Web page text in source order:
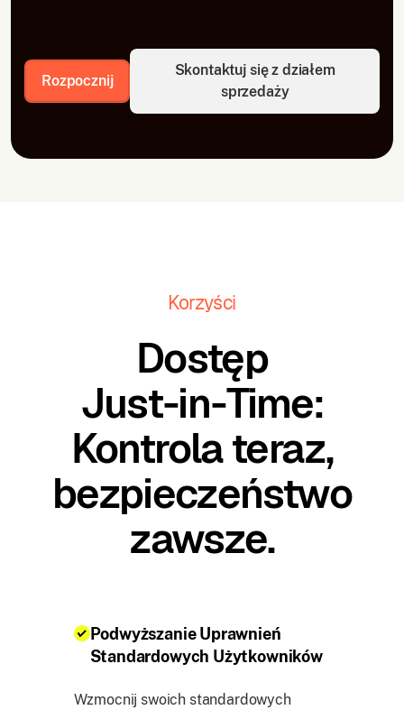
Rozpocznij
Skontaktuj się z działem
sprzedaży
Korzyści
Dostęp
Just‑in‑Time:
Kontrola teraz,
bezpieczeństwo
zawsze.
Podwyższanie Uprawnień
Standardowych Użytkowników
Wzmocnij swoich standardowych